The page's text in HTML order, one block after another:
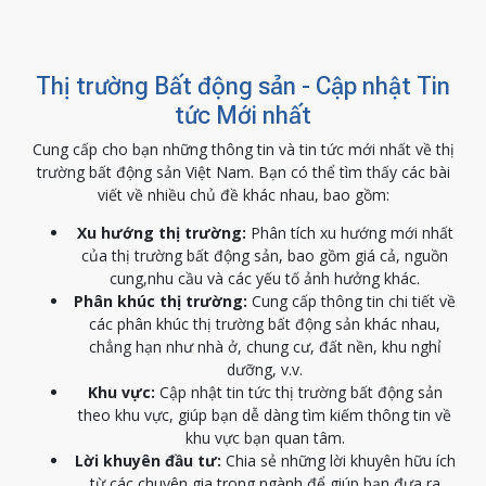
Thị trường Bất động sản - Cập nhật Tin
tức Mới nhất
Cung cấp cho bạn những thông tin và tin tức mới nhất về thị
trường bất động sản Việt Nam. Bạn có thể tìm thấy các bài
viết về nhiều chủ đề khác nhau, bao gồm:
Xu hướng thị trường: Phân tích xu hướng mới nhất
của thị trường bất động sản, bao gồm giá cả, nguồn
cung,nhu cầu và các yếu tố ảnh hưởng khác.
Phân khúc thị trường: Cung cấp thông tin chi tiết về
các phân khúc thị trường bất động sản khác nhau,
chẳng hạn như nhà ở, chung cư, đất nền, khu nghỉ
dưỡng, v.v.
Khu vực: Cập nhật tin tức thị trường bất động sản
theo khu vực, giúp bạn dễ dàng tìm kiếm thông tin về
khu vực bạn quan tâm.
Lời khuyên đầu tư: Chia sẻ những lời khuyên hữu ích